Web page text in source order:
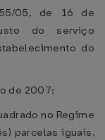
05, de 16 de
do serviço
do
de 2007:
no Regime
parcelas iguais,